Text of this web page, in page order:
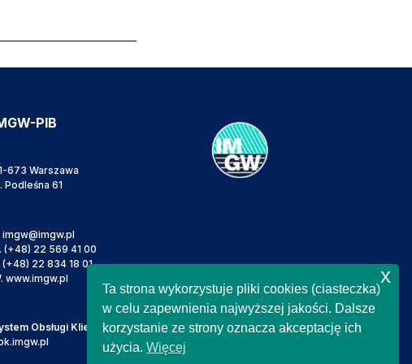
PIB
673 Warszawa
Podleśna 61
imgw@imgw.pl
(+48) 22 569 41 00
(+48) 22 834 18 01
www.imgw.pl
Obsługi Klienta
Ta strona wykorzystuje pliki cookies (ciasteczka)
w celu zapewnienia najwyższej jakości. Dalsze
korzystanie ze strony oznacza akceptację ich
użycia.Więcej
x